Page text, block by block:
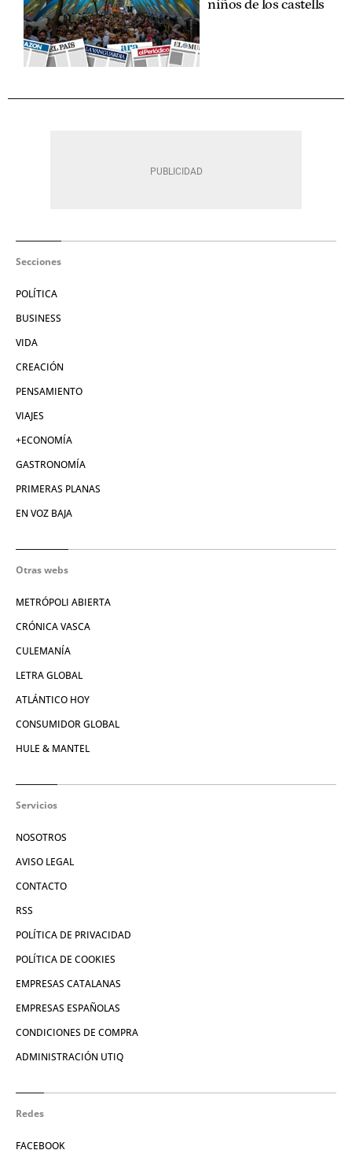
niños de los castells
Secciones
POLÍTICA
BUSINESS
VIDA
CREACIÓN
PENSAMIENTO
VIAJES
+ECONOMÍA
GASTRONOMÍA
PRIMERAS PLANAS
EN VOZ BAJA
Otras webs
METRÓPOLI ABIERTA
CRÓNICA VASCA
CULEMANÍA
LETRA GLOBAL
ATLÁNTICO HOY
CONSUMIDOR GLOBAL
HULE & MANTEL
Servicios
NOSOTROS
AVISO LEGAL
CONTACTO
RSS
POLÍTICA DE PRIVACIDAD
POLÍTICA DE COOKIES
EMPRESAS CATALANAS
EMPRESAS ESPAÑOLAS
CONDICIONES DE COMPRA
ADMINISTRACIÓN UTIQ
Redes
FACEBOOK